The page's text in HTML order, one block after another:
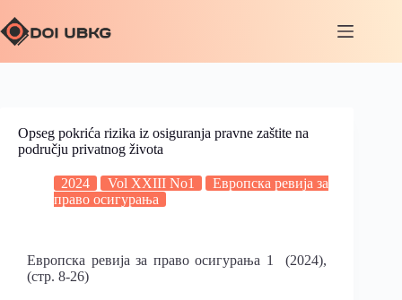
Opseg pokrića rizika iz osiguranja pravne zaštite na
području privatnog života
2024 Vol XXIII No1
Европска ревија за
право осигурања
Европска ревија за право осигурања 1 (2024),
(стр. 8-26)